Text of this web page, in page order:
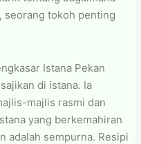
seorang tokoh penting
Istana Pekan
di istana. Ia
majlis rasmi dan
yang berkemahiran
adalah sempurna. Resipi